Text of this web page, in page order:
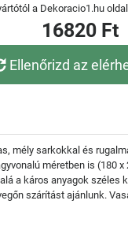
a Dekoracio1.hu
16820 Ft
Ellenőrizd az
mély sarkokkal és
méretben is (180
a káros anyagok széles
szárítást ajánlunk.